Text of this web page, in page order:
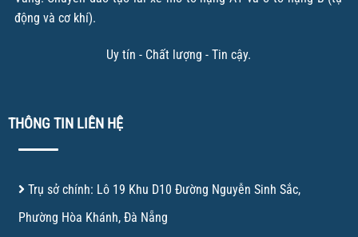
động và cơ khí).
Uy tín - Chất lượng - Tin cậy.
THÔNG TIN LIÊN HỆ
Trụ sở chính: Lô 19 Khu D10 Đường Nguyễn Sinh Sắc,
Phường Hòa Khánh, Đà Nẵng